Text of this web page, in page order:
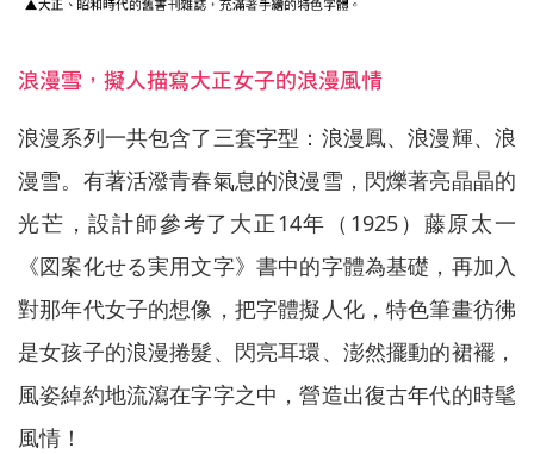
浪漫雪，擬人描寫大正女子的浪漫風情
浪漫系列一共包含了三套字型：浪漫鳳、浪漫輝、浪
漫雪。有著活潑青春氣息的浪漫雪，閃爍著亮晶晶的
光芒，設計師參考了大正14年（1925）藤原太一
《図案化せる実用文字》書中的字體為基礎，再加入
對那年代女子的想像，把字體擬人化，特色筆畫彷彿
是女孩子的浪漫捲髮、閃亮耳環、澎然擺動的裙襬，
風姿綽約地流瀉在字字之中，營造出復古年代的時髦
風情！